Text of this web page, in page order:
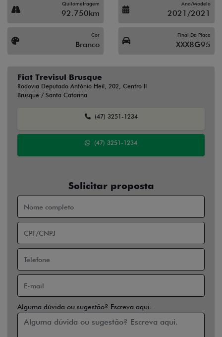
Quilometragem
92.750km
Ano/Modelo
2021/2021
Cor
Branco
Final Da Placa
XXX8G95
Fiat Trevisul Brusque
Rodovia Deputado Antônio Heil, 202, Centro II
Brusque / Santa Catarina
(47) 3251-1234
(47) 3251-1234
Solicitar proposta
Alguma dúvida ou sugestão? Escreva aqui.